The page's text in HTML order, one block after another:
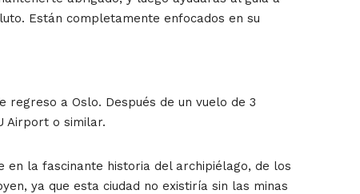
Están completamente enfocados en su
a Oslo. Después de un vuelo de 3
Airport o similar.
en la fascinante historia del archipiélago, de los
ya que esta ciudad no existiría sin las minas